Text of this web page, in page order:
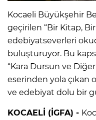
Kocaeli Büyükşehir
geçirilen “Bir Kitap, Bir
edebiyatseverleri
buluşturuyor. Bu
“Kara Dursun ve
eserinden yola çıkan
ve edebiyat dolu bir
KOCAELİ (İGFA) -